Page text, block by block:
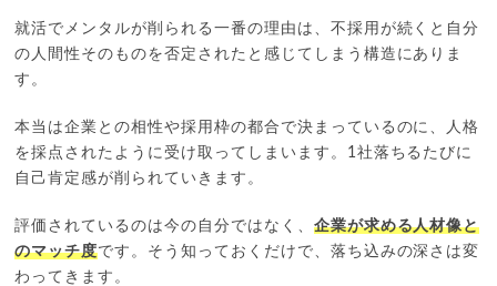
就活でメンタルが削られる一番の理由は、不採用が続くと自分
の人間性そのものを否定されたと感じてしまう構造にありま
す。
本当は企業との相性や採用枠の都合で決まっているのに、人格
を採点されたように受け取ってしまいます。1社落ちるたびに
自己肯定感が削られていきます。
評価されているのは今の自分ではなく、 企業が求める人材像と
のマッチ度です。そう知っておくだけで、落ち込みの深さは変
わってきます。